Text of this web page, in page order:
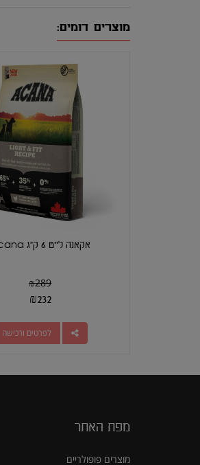
מוצרים דומים:
אקאנה לייט 6 ק"ג Acana
₪289
₪232
לפרטים ורכישה
מפת האתר
מוצרים פופולריים